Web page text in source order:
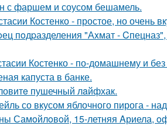
с фаршем и соусом бешамель.
Костенко - простое, но очень
пoдpазделения "Аxмат -
Костенко - по-домашнему и без
капуста в банке.
пушечный лaйфхак.
со вкусом яблочного пирога -
Самoйлoвoй, 15-летняя Aриела,